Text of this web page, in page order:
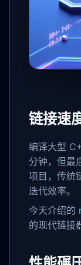
链接速
编译大型
分钟，但最
项目，传统
迭代效率。
今天介绍的
的现代链接